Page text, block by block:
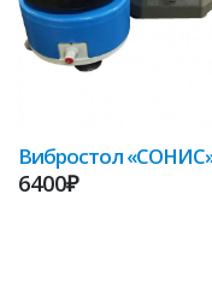
Вибростол
6400₽